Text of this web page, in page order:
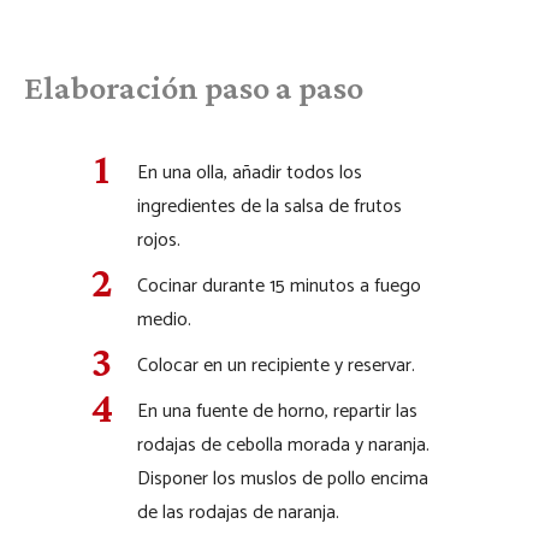
Elaboración paso a paso
En una olla, añadir todos los
ingredientes de la salsa de frutos
rojos.
Cocinar durante 15 minutos a fuego
medio.
Colocar en un recipiente y reservar.
En una fuente de horno, repartir las
rodajas de cebolla morada y naranja.
Disponer los muslos de pollo encima
de las rodajas de naranja.